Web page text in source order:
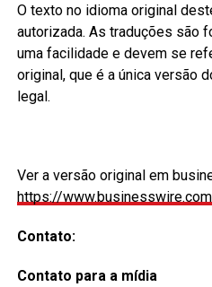
O texto no idioma original
autorizada. As traduções são
uma facilidade e devem se
original, que é a única versão
legal.
Ver a versão original em
https://
Contato:
Contato para a mídia